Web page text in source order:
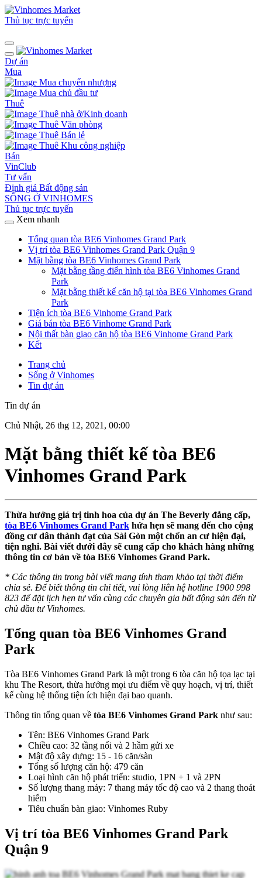
Thủ tục trực tuyến
Dự án
Mua
Mua chuyển nhượng
Mua chủ đầu tư
Thuê
Thuê nhà ở/Kinh doanh
Thuê Văn phòng
Thuê Bán lẻ
Thuê Khu công nghiệp
Bán
VinClub
Tư vấn
Định giá Bất động sản
SỐNG Ở VINHOMES
Thủ tục trực tuyến
Xem nhanh
Tổng quan tòa BE6 Vinhomes Grand Park
Vị trí tòa BE6 Vinhomes Grand Park Quận 9
Mặt bằng tòa BE6 Vinhomes Grand Park
Mặt bằng tầng điển hình tòa BE6 Vinhomes Grand
Park
Mặt bằng thiết kế căn hộ tại tòa BE6 Vinhomes Grand
Park
Tiện ích tòa BE6 Vinhome Grand Park
Giá bán tòa BE6 Vinhome Grand Park
Nội thất bàn giao căn hộ tòa BE6 Vinhome Grand Park
Kết
Trang chủ
Sống ở Vinhomes
Tin dự án
Tin dự án
Chủ Nhật, 26 thg 12, 2021, 00:00
Mặt bằng thiết kế tòa BE6
Vinhomes Grand Park
Thừa hưởng giá trị tinh hoa của dự án The Beverly đẳng cấp,
tòa BE6 Vinhomes Grand Park hứa hẹn sẽ mang đến cho cộng
đồng cư dân thành đạt của Sài Gòn một chốn an cư hiện đại,
tiện nghi. Bài viết dưới đây sẽ cung cấp cho khách hàng những
thông tin cơ bản về tòa BE6 Vinhomes Grand Park.
* Các thông tin trong bài viết mang tính tham khảo tại thời điểm
chia sẻ. Để biết thông tin chi tiết, vui lòng liên hệ hotline 1900 998
823 để đặt lịch hẹn tư vấn cùng các chuyên gia bất động sản đến từ
chủ đầu tư Vinhomes.
Tổng quan tòa BE6 Vinhomes Grand
Park
Tòa BE6 Vinhomes Grand Park là một trong 6 tòa căn hộ tọa lạc tại
khu The Resort, thừa hưởng mọi ưu điểm về quy hoạch, vị trí, thiết
kế cùng hệ thống tiện ích hiện đại bao quanh.
Thông tin tổng quan về tòa BE6 Vinhomes Grand Park như sau:
Tên: BE6 Vinhomes Grand Park
Chiều cao: 32 tầng nổi và 2 hầm gửi xe
Mật độ xây dựng: 15 - 16 căn/sàn
Tổng số lượng căn hộ: 479 căn
Loại hình căn hộ phát triển: studio, 1PN + 1 và 2PN
Số lượng thang máy: 7 thang máy tốc độ cao và 2 thang thoát
hiểm
Tiêu chuẩn bàn giao: Vinhomes Ruby
Vị trí tòa BE6 Vinhomes Grand Park
Quận 9